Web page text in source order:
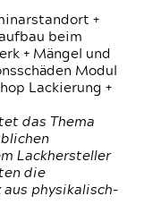
+
beim
+ Mängel und
Modul
Lackierung +
das Thema
Lackhersteller
die
aus physikalisch-